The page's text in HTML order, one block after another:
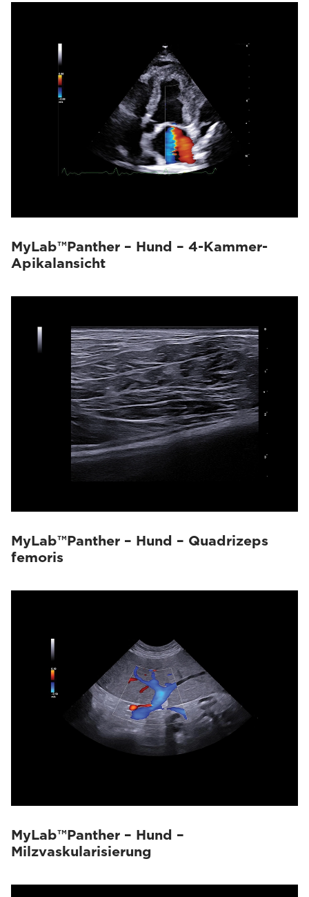
MyLab™Panther – Hund – 4-Kammer-
Apikalansicht
MyLab™Panther – Hund – Quadrizeps
femoris
MyLab™Panther – Hund –
Milzvaskularisierung